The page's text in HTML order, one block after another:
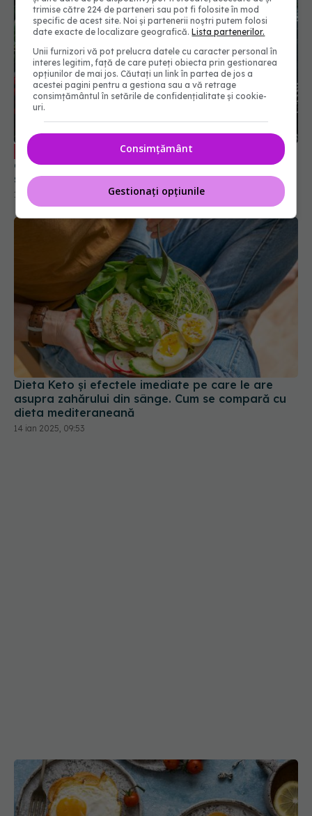
EXCLUSIV Dieta vegetariană și de post, impact
asupra nutrienților. Dr. Lygia Alexandrescu oferă
17 noi 2025, 23:40
Dieta Keto și efectele imediate pe care le are
asupra zahărului din sânge. Cum se compară cu
dieta mediteraneană
14 ian 2025, 09:53
trimise către 224 de parteneri sau pot fi folosite în mod
specific de acest site. Noi și partenerii noștri putem folosi
date exacte de localizare geografică.Lista partenerilor.
Unii furnizori vă pot prelucra datele cu caracter personal în
interes legitim, față de care puteți obiecta prin gestionarea
opțiunilor de mai jos. Căutați un link în partea de jos a
acestei pagini pentru a gestiona sau a vă retrage
consimțământul în setările de confidențialitate și cookie-
uri.
Consimțământ
Gestionați opțiunile